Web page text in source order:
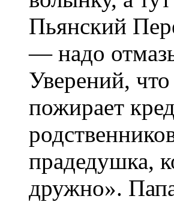
Пьянский
— надо
Уверений,
пожирает
прадедушка,
дружно».